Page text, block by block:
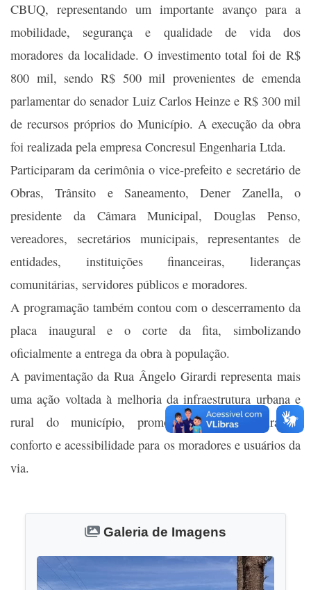
CBUQ, representando um importante avanço para a
mobilidade, segurança e qualidade de vida dos
moradores da localidade. O investimento total foi de R$
800 mil, sendo R$ 500 mil provenientes de emenda
parlamentar do senador Luiz Carlos Heinze e R$ 300 mil
de recursos próprios do Município. A execução da obra
foi realizada pela empresa Concresul Engenharia Ltda.
Participaram da cerimônia o vice-prefeito e secretário de
Obras, Trânsito e Saneamento, Dener Zanella, o
presidente da Câmara Municipal, Douglas Penso,
vereadores, secretários municipais, representantes de
entidades, instituições financeiras, lideranças
comunitárias, servidores públicos e moradores.
A programação também contou com o descerramento da
placa inaugural e o corte da fita, simbolizando
oficialmente a entrega da obra à população.
A pavimentação da Rua Ângelo Girardi representa mais
uma ação voltada à melhoria da infraestrutura urbana e
rural do município, promovendo mais segurança,
conforto e acessibilidade para os moradores e usuários da
via.
Galeria de Imagens